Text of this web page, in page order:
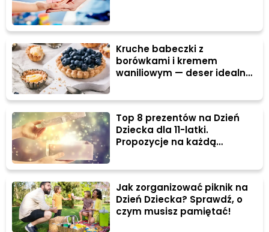
Kruche babeczki z
borówkami i kremem
waniliowym — deser idealny
Top 8 prezentów na Dzień
Dziecka dla 11-latki.
Propozycje na każdą
Jak zorganizować piknik na
Dzień Dziecka? Sprawdź, o
czym musisz pamiętać!